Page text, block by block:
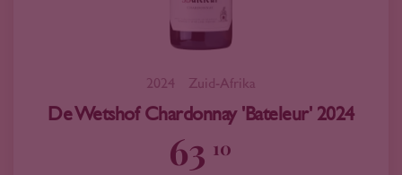
2024 Zuid-Afrika
De Wetshof Chardonnay 'Bateleur' 2024
63 10